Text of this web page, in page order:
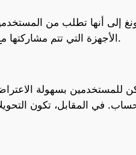
إلى أنها تطلب من
الأجهزة التي تتم مشاركتها مع التجار. هذا النهج يضيف طبقة إضافية من الأمان لحماية المستخدمين من الاختراقات وسرقة البيانات.
للمستخدمين بسهولة
في المقابل، تكون